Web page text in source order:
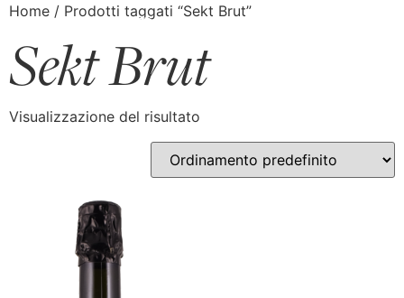
Home / Prodotti taggati “Sekt Brut”
Sekt Brut
Visualizzazione del risultato